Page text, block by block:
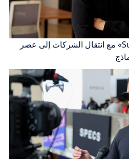
«AWS» تدعم «Superblocks» مع انتقال الشركات إلى عصر